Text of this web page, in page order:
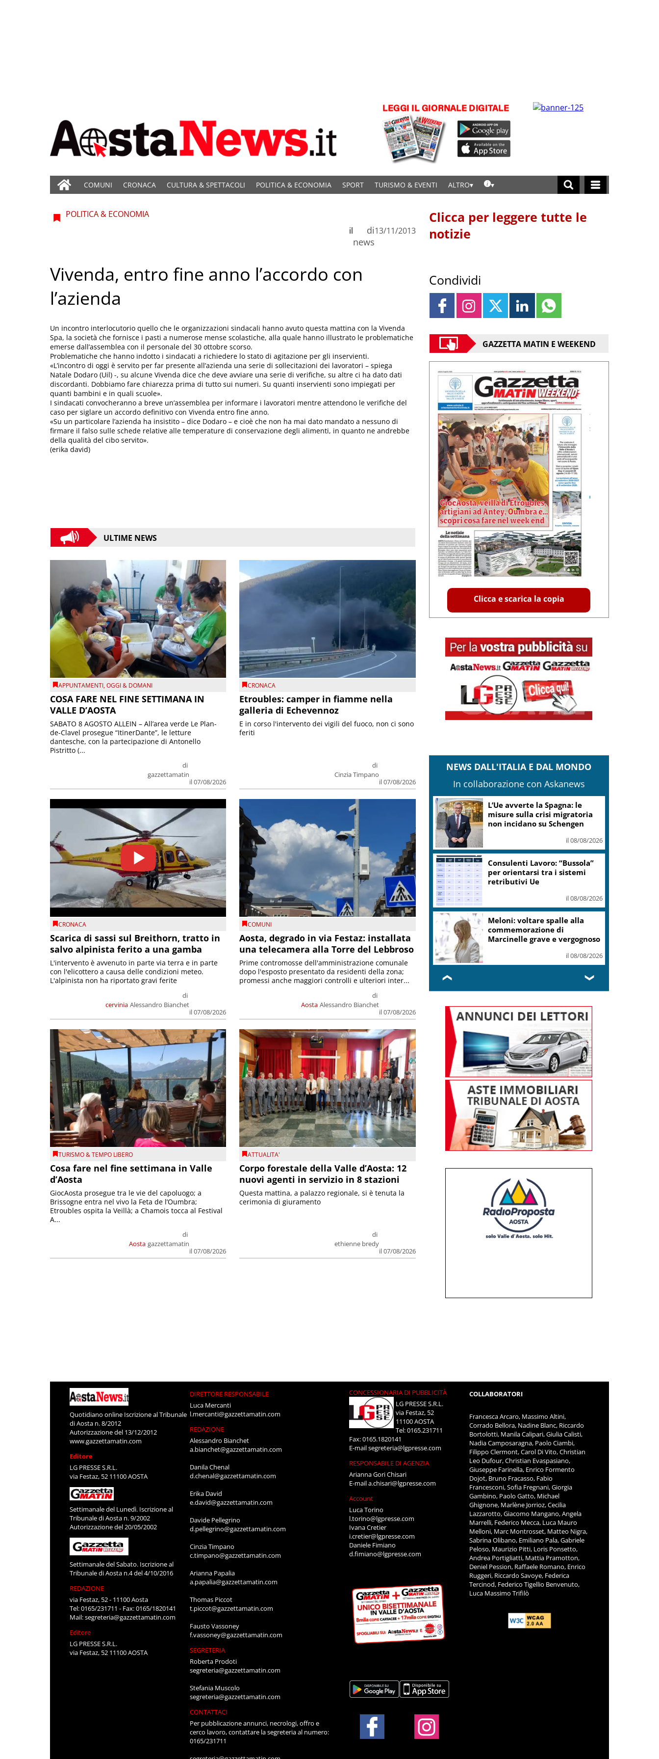
COMUNI CRONACA CULTURA & SPETTACOLI POLITICA & ECONOMIA SPORT TURISMO & EVENTI ALTRO
POLITICA & ECONOMIA
di
news
il 13/11/2013
Vivenda, entro fine anno l’accordo con
l’azienda
Un incontro interlocutorio quello che le organizzazioni sindacali hanno avuto questa mattina con la Vivenda
Spa, la società che fornisce i pasti a numerose mense scolastiche, alla quale hanno illustrato le problematiche
emerse dall’assemblea con il personale del 30 ottobre scorso.
Problematiche che hanno indotto i sindacati a richiedere lo stato di agitazione per gli inservienti.
«L’incontro di oggi è servito per far presente all’azienda una serie di sollecitazioni dei lavoratori – spiega
Natale Dodaro (Uil) -, su alcune Vivenda dice che deve avviare una serie di verifiche, su altre ci ha dato dati
discordanti. Dobbiamo fare chiarezza prima di tutto sui numeri. Su quanti inservienti sono impiegati per
quanti bambini e in quali scuole».
I sindacati convocheranno a breve un’assemblea per informare i lavoratori mentre attendono le verifiche del
caso per siglare un accordo definitivo con Vivenda entro fine anno.
«Su un particolare l’azienda ha insistito – dice Dodaro – e cioè che non ha mai dato mandato a nessuno di
firmare il falso sulle schede relative alle temperature di conservazione degli alimenti, in quanto ne andrebbe
della qualità del cibo servito».
(erika david)
ULTIME NEWS
APPUNTAMENTI,OGGI & DOMANI
COSA FARE NEL FINE SETTIMANA IN
VALLE D’AOSTA
di
gazzettamatin
il 07/08/2026
SABATO 8 AGOSTO ALLEIN – All’area verde Le Plan-
de-Clavel prosegue “ItinerDante”, le letture
dantesche, con la partecipazione di Antonello
Pistritto (...
CRONACA
Etroubles: camper in fiamme nella
galleria di Echevennoz
di
Cinzia Timpano
il 07/08/2026
E in corso l'intervento dei vigili del fuoco, non ci sono
feriti
CRONACA
Scarica di sassi sul Breithorn, tratto in
salvo alpinista ferito a una gamba
cervinia
di
Alessandro Bianchet
il 07/08/2026
L'intervento è avvenuto in parte via terra e in parte
con l'elicottero a causa delle condizioni meteo.
L'alpinista non ha riportato gravi ferite
COMUNI
Aosta, degrado in via Festaz: installata
una telecamera alla Torre del Lebbroso
Aosta
di
Alessandro Bianchet
il 07/08/2026
Prime contromosse dell'amministrazione comunale
dopo l'esposto presentato da residenti della zona;
promessi anche maggiori controlli e ulteriori inter...
TURISMO & TEMPO LIBERO
Cosa fare nel fine settimana in Valle
d’Aosta
Aosta
di
gazzettamatin
il 07/08/2026
GiocAosta prosegue tra le vie del capoluogo; a
Brissogne entra nel vivo la Feta de l’Oumbra;
Etroubles ospita la Veillà; a Chamois tocca al Festival
A...
ATTUALITA'
Corpo forestale della Valle d’Aosta: 12
nuovi agenti in servizio in 8 stazioni
di
ethienne bredy
il 07/08/2026
Questa mattina, a palazzo regionale, si è tenuta la
cerimonia di giuramento
Clicca per leggere tutte le
notizie
Condividi
GAZZETTA MATIN E WEEKEND
Clicca e scarica la copia
NEWS DALL'ITALIA E DAL MONDO
In collaborazione con Askanews
L’Ue avverte la Spagna: le
misure sulla crisi migratoria
non incidano su Schengen
il 08/08/2026
Consulenti Lavoro: “Bussola”
per orientarsi tra i sistemi
retributivi Ue
il 08/08/2026
Meloni: voltare spalle alla
commemorazione di
Marcinelle grave e vergognoso
il 08/08/2026
❮ ❯
Quotidiano online Iscrizione al Tribunale
di Aosta n. 8/2012
Autorizzazione del 13/12/2012
www.gazzettamatin.com
Editore
LG PRESSE S.R.L.
via Festaz, 52 11100 AOSTA
Settimanale del Lunedì. Iscrizione al
Tribunale di Aosta n. 9/2002
Autorizzazione del 20/05/2002
Settimanale del Sabato. Iscrizione al
Tribunale di Aosta n.4 del 4/10/2016
REDAZIONE
via Festaz, 52 - 11100 Aosta
Tel: 0165/231711 - Fax: 0165/1820141
Mail:segreteria@gazzettamatin.com
Editore
LG PRESSE S.R.L.
via Festaz, 52 11100 AOSTA
DIRETTORE RESPONSABILE
Luca Mercanti
l.mercanti@gazzettamatin.com
REDAZIONE
Alessandro Bianchet
a.bianchet@gazzettamatin.com
Danila Chenal
d.chenal@gazzettamatin.com
Erika David
e.david@gazzettamatin.com
Davide Pellegrino
d.pellegrino@gazzettamatin.com
Cinzia Timpano
c.timpano@gazzettamatin.com
Arianna Papalia
a.papalia@gazzettamatin.com
Thomas Piccot
t.piccot@gazzettamatin.com
Fausto Vassoney
f.vassoney@gazzettamatin.com
SEGRETERIA
Roberta Prodoti
segreteria@gazzettamatin.com
Stefania Muscolo
segreteria@gazzettamatin.com
CONTATTACI
Per pubblicazione annunci, necrologi, offro e
cerco lavoro, contattare la segreteria al numero:
0165/231711
CONCESSIONARIA DI PUBBLICITÀ
LG PRESSE S.R.L.
via Festaz, 52
11100 AOSTA
Tel: 0165.231711
Fax: 0165.1820141
E-mailsegreteria@lgpresse.com
RESPONSABILE DI AGENZIA
Arianna Gori Chisari
E-maila.chisari@lgpresse.com
Account
Luca Torino
l.torino@lgpresse.com
Ivana Cretier
i.cretier@lgpresse.com
Daniele Fimiano
d.fimiano@lgpresse.com
COLLABORATORI
Francesca Arcaro, Massimo Altini,
Corrado Bellora, Nadine Blanc, Riccardo
Bortolotti, Manila Calipari, Giulia Calisti,
Nadia Camposaragna, Paolo Ciambi,
Filippo Clermont, Carol Di Vito, Christian
Leo Dufour, Christian Evaspasiano,
Giuseppe Farinella, Enrico Formento
Dojot, Bruno Fracasso, Fabio
Francesconi, Sofia Fregnani, Giorgia
Gambino, Paolo Gatto, Michael
Ghignone, Marlène Jorrioz, Cecilia
Lazzarotto, Giacomo Mangano, Angela
Marrelli, Federico Mecca, Luca Mauro
Melloni, Marc Montrosset, Matteo Nigra,
Sabrina Olibano, Emiliano Pala, Gabriele
Peloso, Maurizio Pitti, Loris Ponsetto,
Andrea Portigliatti, Mattia Pramotton,
Deniel Pession, Raffaele Romano, Enrico
Ruggeri, Riccardo Savoye, Federica
Tercinod, Federico Tigellio Benvenuto,
Luca Massimo Trifilò